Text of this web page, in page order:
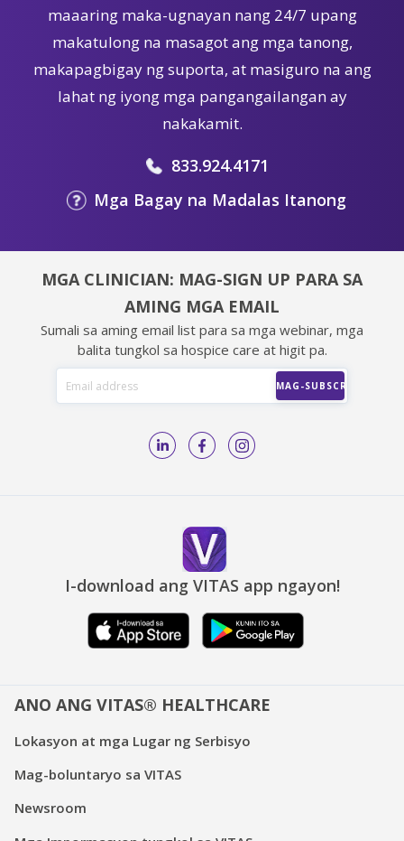
maaaring maka-ugnayan nang 24/7 upang
makatulong na masagot ang mga tanong,
makapagbigay ng suporta, at masiguro na ang
lahat ng iyong mga pangangailangan ay
nakakamit.
833.924.4171
Mga Bagay na Madalas Itanong
MGA CLINICIAN: MAG-SIGN UP PARA SA
AMING MGA EMAIL
Sumali sa aming email list para sa mga webinar, mga
balita tungkol sa hospice care at higit pa.
I-download ang VITAS app ngayon!
ANO ANG VITAS® HEALTHCARE
Lokasyon at mga Lugar ng Serbisyo
Mag-boluntaryo sa VITAS
Newsroom